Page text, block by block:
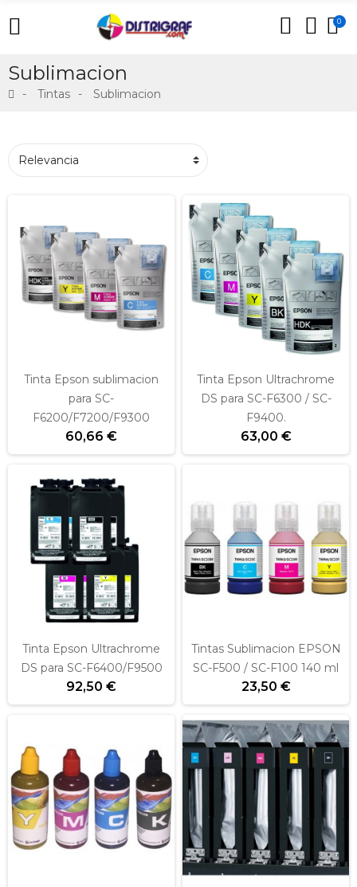
0
Sublimacion
Tintas Sublimacion
Tinta Epson sublimacion
para SC-
F6200/F7200/F9300
60,66 €
Tinta Epson Ultrachrome
DS para SC-F6300 / SC-
F9400.
63,00 €
Tinta Epson Ultrachrome
DS para SC-F6400/F9500
92,50 €
Tintas Sublimacion EPSON
SC-F500 / SC-F100 140 ml
23,50 €